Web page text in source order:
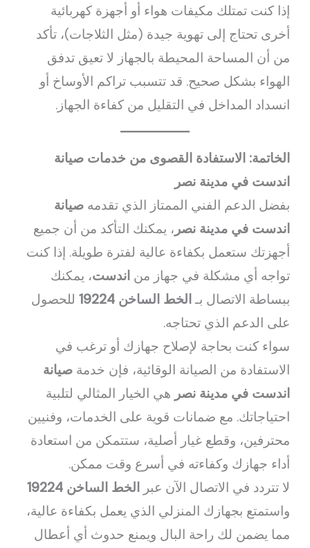
إذا كنت تمتلك مكيفات هواء أو أجهزة كهربائية
أخرى تحتاج إلى تهوية جيدة (مثل الثلاجات)، تأكد
من أن المساحة المحيطة بالجهاز لا تعيق تدفق
الهواء بشكل صحيح. قد تتسبب تراكم الأوساخ أو
انسداد المداخل في التقليل من كفاءة الجهاز.
الخاتمة: الاستفادة القصوى من خدمات صيانة
اندست في مدينة نصر
بفضل الدعم الفني الممتاز الذي تقدمهصيانة
اندست في مدينة نصر ، يمكنك التأكد من أن جميع
أجهزتك ستعمل بكفاءة عالية لفترة طويلة. إذا كنت
تواجه أي مشكلة في جهاز مناندست، يمكنك
ببساطة الاتصال بـالخط الساخن 19224
للحصول
على الدعم الذي تحتاجه.
سواء كنت بحاجة لإصلاح جهازك أو ترغب في
الاستفادة من الصيانة الوقائية، فإن خدمةصيانة
اندست في مدينة نصر هي الخيار المثالي لتلبية
احتياجاتك. مع ضمانات قوية على الخدمات، وفنيين
محترفين، وقطع غيار أصلية، ستتمكن من استعادة
أداء جهازك وكفاءته في أسرع وقت ممكن.
لا تتردد في الاتصال الآن عبرالخط الساخن 19224
واستمتع بجهازك المنزلي الذي يعمل بكفاءة عالية،
مما يضمن لك راحة البال ويمنع حدوث أي أعطال